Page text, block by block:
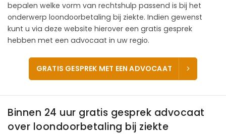
CONTACT
bepalen welke vorm van rechtshulp passend is bij het
onderwerp loon­doorbetaling bij ziekte. Indien gewenst
kunt u via deze website hierover een gratis gesprek
hebben met een advocaat in uw regio.
GRATIS GESPREK MET EEN ADVOCAAT
Binnen 24 uur gratis gesprek advocaat
over loon­doorbetaling bij ziekte